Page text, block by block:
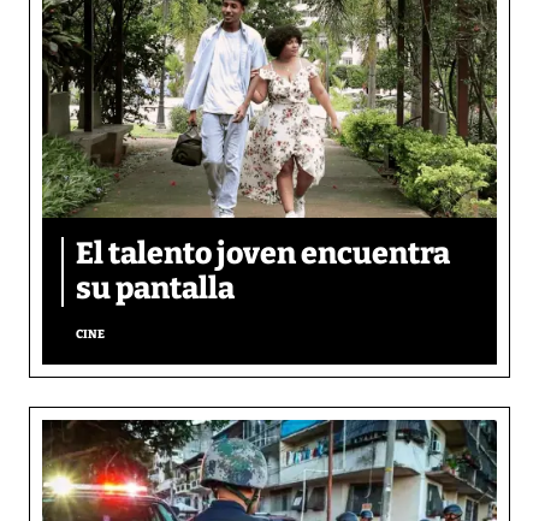
El talento joven encuentra
su pantalla​
CINE